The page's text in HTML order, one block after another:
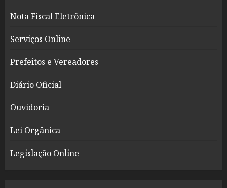
Nota Fiscal Eletrônica
Serviços Online
Prefeitos e Vereadores
Diário Oficial
Ouvidoria
Lei Orgânica
Legislação Online